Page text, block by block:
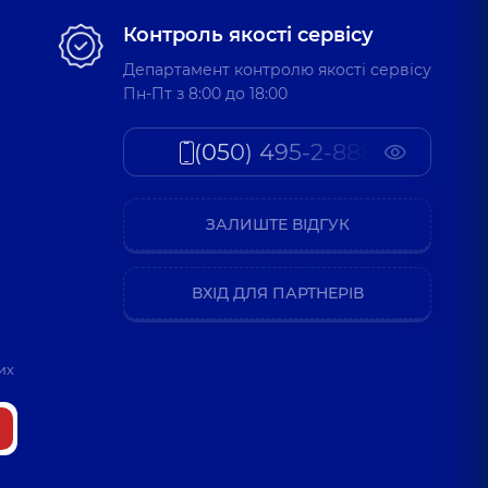
досвіду
дитячий, 19 років досвіду
дитячий,5 років досвіду
Валентинович
Контроль якості сервісу
Департамент контролю якості сервісу
Пн-Пт з 8:00 до 18:00
(050) 495-2-888
ЗАЛИШТЕ ВІДГУК
ВХІД ДЛЯ ПАРТНЕРІВ